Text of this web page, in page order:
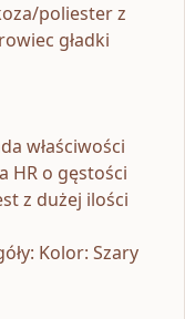
poliester z
gładki
właściwości
HR o gęstości
z dużej ilości
Kolor: Szary